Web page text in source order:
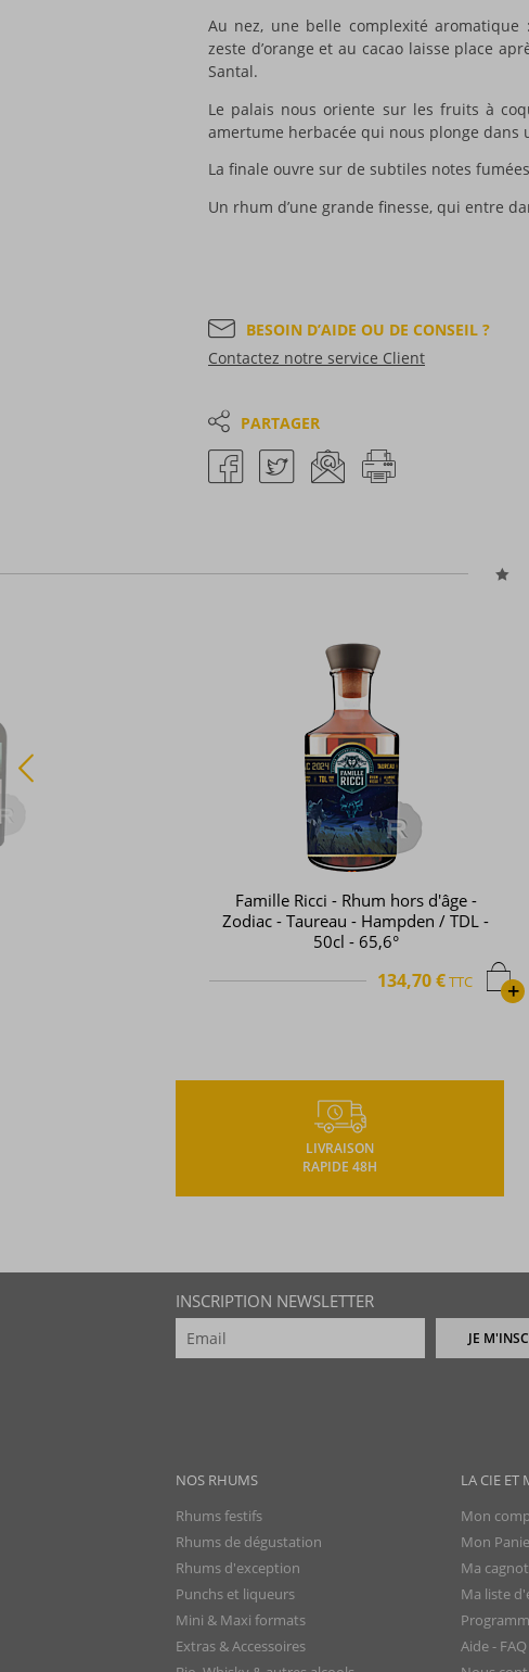
Au nez, une belle complexité aromatique
zeste d’orange et au cacao laisse place
Santal.
Le palais nous oriente sur les fruits à
amertume herbacée qui nous plonge dans
La finale ouvre sur de subtiles notes
Un rhum d’une grande finesse, qui entre
BESOIN D’AIDE OU DE CONSEIL ?
Contactez notre service Client
PARTAGER
Hampden - Rhum vieux - Great House
Distillery - Edition 2025 - 70cl - 57°
+
129,26 €TTC
LIVRAISON
RAPIDE 48H
INSCRIPTION NEWSLETTER
JE
NOS RHUMS
Rhums festifs
Rhums de dégustation
Rhums d'exception
Punchs et liqueurs
Mini & Maxi formats
Extras & Accessoires
LA CIE ET
Mon
Mon
Ma
Ma liste
Aide - FAQ